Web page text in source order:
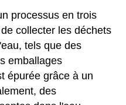
processus en trois
collecter les déchets
tels que des
emballages
épurée grâce à un
des